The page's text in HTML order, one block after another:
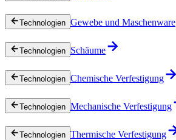
Technologien Gewebe und Maschenware
Technologien Schäume
Technologien Chemische Verfestigung
Technologien Mechanische Verfestigung
Technologien Thermische Verfestigung